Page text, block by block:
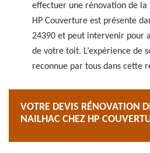
effectuer une rénovation de la
HP Couverture est présente
24390 et peut intervenir pour
de votre toit. L’expérience de
reconnue par tous dans cette
VOTRE DEVIS RÉNOVATION
NAILHAC CHEZ HP